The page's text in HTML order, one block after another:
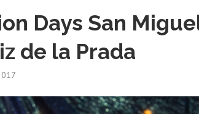
Days San
de la Prada